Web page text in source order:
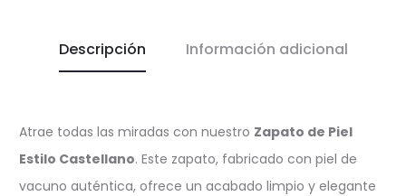
Descripción Información adicional
Atrae todas las miradas con nuestro Zapato de Piel
Estilo Castellano. Este zapato, fabricado con piel de
vacuno auténtica, ofrece un acabado limpio y elegante